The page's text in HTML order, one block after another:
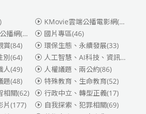
KMovie雲端公播電影網(迪士尼、福斯、索尼)
(華納)
(186)
國片專區(46)
賞(84) 環保生態、永續發展(33)
別(64) 人工智慧、AI科技、資訊安全
人(49) 人權議題、兩公約(86)
題(48) 特殊教育、生命教育(52)
相關(62) 行政中立、轉型正義(17)
片(177) 自我探索、犯罪相關(69)